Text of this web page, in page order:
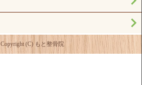
Copyright (C) もと整骨院